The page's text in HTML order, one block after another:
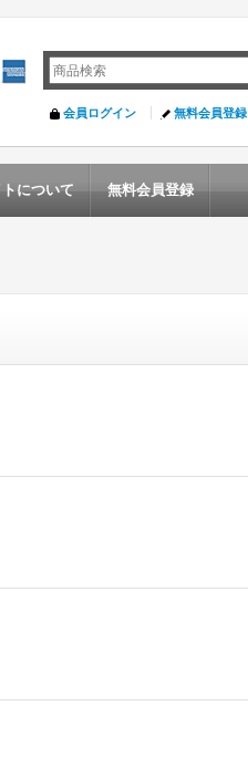
会員ログイン 無料会員登録
について 無料会員登録